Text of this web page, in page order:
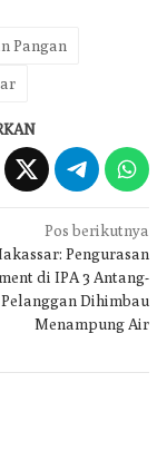
Pangan
Pos berikutnya
Pengurasan
di IPA 3 Antang-
Pelanggan Dihimbau
Menampung Air